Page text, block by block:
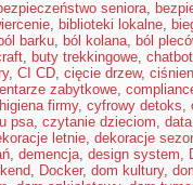
seniora,
, biblioteki lokalne,
ból barku, ból kolana, ból
, buty trekkingowe,
, CI CD, cięcie drzew,
zabytkowe,
firmy, cyfrowy detoks,
psa, czytanie dzieciom,
letnie, dekoracje
, demencja, design system,
, Docker, dom kultury,